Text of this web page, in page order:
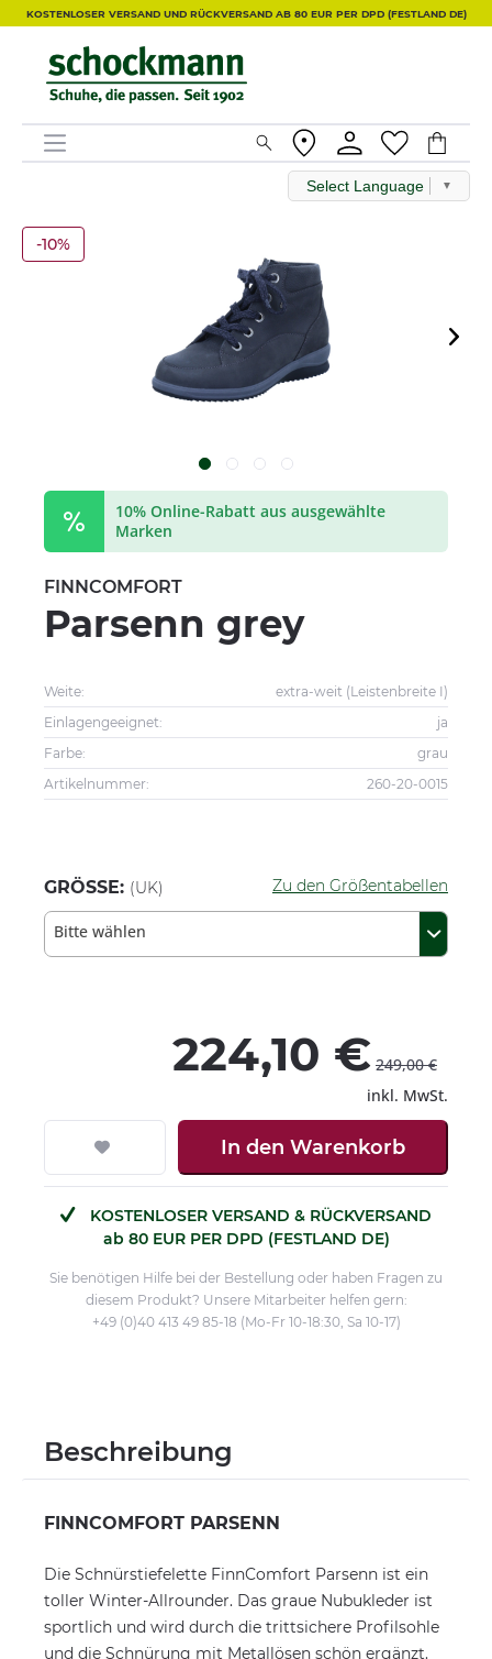
KOSTENLOSER VERSAND UND RÜCKVERSAND AB 80 EUR PER DPD (FESTLAND DE)
Select Language ▼
-10%
10% Online-Rabatt aus ausgewählte
Marken
FINNCOMFORT
Parsenn grey
Weite:
extra-weit (Leistenbreite I)
Einlagengeeignet:
ja
Farbe:
grau
Artikelnummer:
260-20-0015
GRÖSSE: (UK) Zu den Größentabellen
Bitte wählen
224,10 € 249,00 €
inkl. MwSt.
In den Warenkorb
KOSTENLOSER VERSAND & RÜCKVERSAND
ab 80 EUR PER DPD (FESTLAND DE)
Sie benötigen Hilfe bei der Bestellung oder haben Fragen zu
diesem Produkt? Unsere Mitarbeiter helfen gern:
+49 (0)40 413 49 85-18 (Mo-Fr 10-18:30, Sa 10-17)
Beschreibung
FINNCOMFORT PARSENN
Die Schnürstiefelette FinnComfort Parsenn ist ein
toller Winter-Allrounder. Das graue Nubukleder ist
sportlich und wird durch die trittsichere Profilsohle
und die Schnürung mit Metallösen schön ergänzt.